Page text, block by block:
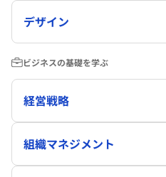
デザイン
ビジネスの基礎を学ぶ
経営戦略
組織マネジメント